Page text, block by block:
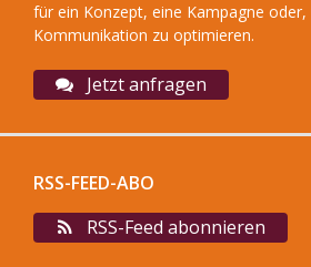
für ein Konzept, eine Kampagne
Kommunikation zu optimieren.
Jetzt anfragen
RSS-FEED-ABO
RSS-Feed abonnieren